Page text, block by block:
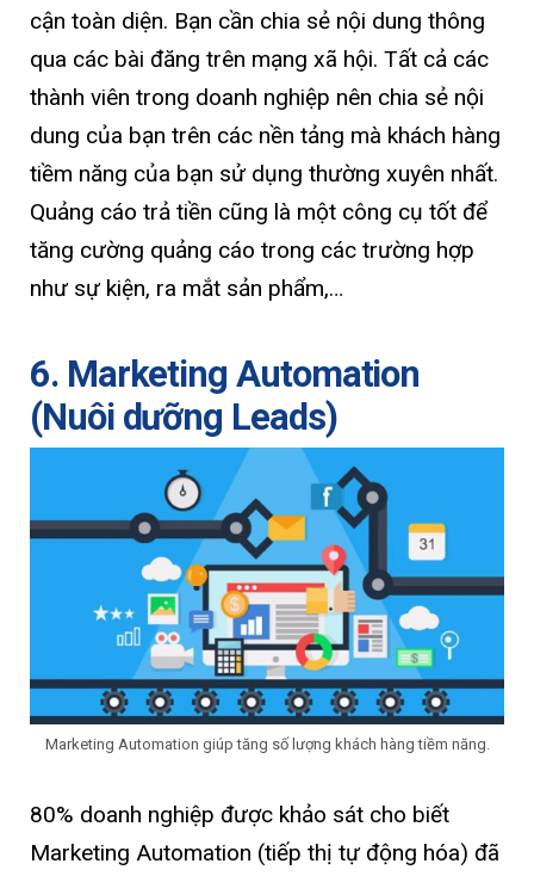
cận toàn diện. Bạn cần chia sẻ nội dung thông
qua các bài đăng trên mạng xã hội. Tất cả các
thành viên trong doanh nghiệp nên chia sẻ nội
dung của bạn trên các nền tảng mà khách hàng
tiềm năng của bạn sử dụng thường xuyên nhất.
Quảng cáo trả tiền cũng là một công cụ tốt để
tăng cường quảng cáo trong các trường hợp
như sự kiện, ra mắt sản phẩm,…
6. Marketing Automation
(Nuôi dưỡng Leads)
Marketing Automation giúp tăng số lượng khách hàng tiềm năng.
80% doanh nghiệp được khảo sát cho biết
Marketing Automation (tiếp thị tự động hóa) đã